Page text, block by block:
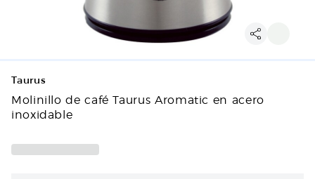
Taurus
Molinillo de café Taurus Aromatic en acero
inoxidable